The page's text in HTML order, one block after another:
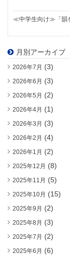
月別アーカイブ
2026年7月 (3)
2026年6月 (3)
2026年5月 (2)
2026年4月 (1)
2026年3月 (3)
2026年2月 (4)
2026年1月 (2)
2025年12月 (8)
2025年11月 (5)
2025年10月 (15)
2025年9月 (2)
2025年8月 (3)
2025年7月 (2)
2025年6月 (6)